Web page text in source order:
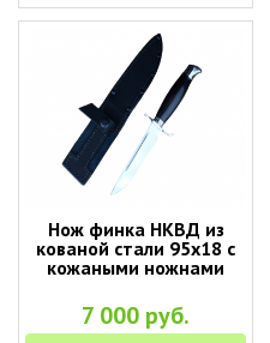
Нож финка НКВД из
кованой стали 95х18 с
кожаными ножнами
7 000 руб.